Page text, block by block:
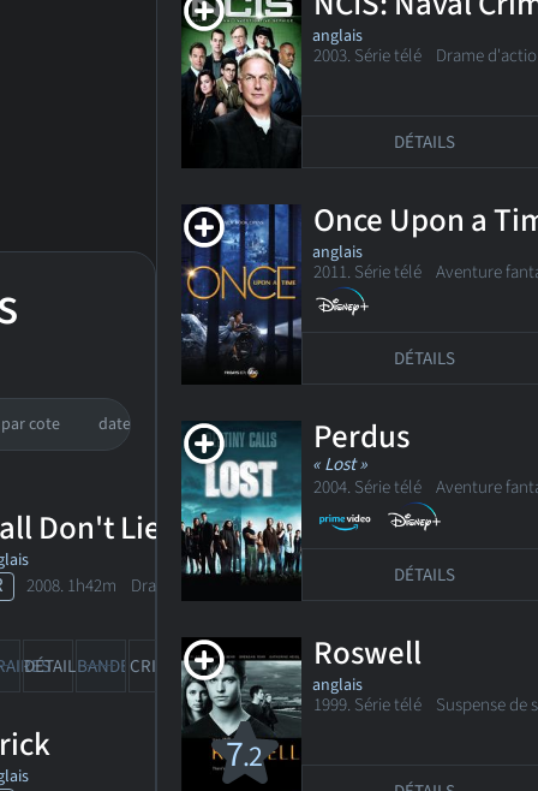
par cote date de sortie
Don't Lie
2008. 1h42m Drame
DÉTAILSBANDE-ANNCRITIQUES
7.2
anglais
2003. Série téléDrame
DÉTAILS
Once Upon a
anglais
2011. Série téléAventure
DÉTAILS
Perdus
« Lost »
2004. Série téléAventure
DÉTAILS
Roswell
anglais
1999. Série télé Suspense de